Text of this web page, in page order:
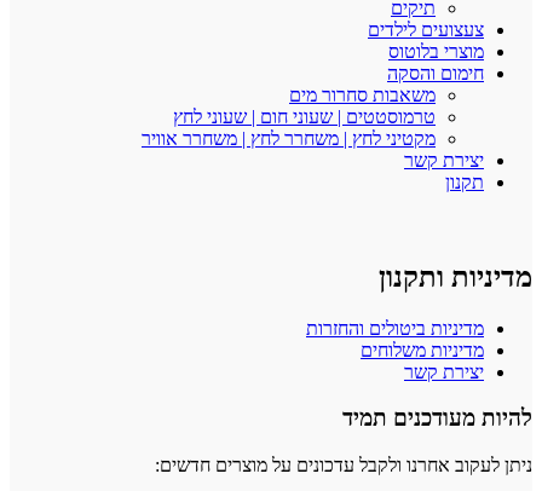
תיקים
צעצועים לילדים
מוצרי בלוטוס
חימום והסקה
משאבות סחרור מים
טרמוסטטים | שעוני חום | שעוני לחץ
מקטיני לחץ | משחרר לחץ | משחרר אוויר
יצירת קשר
תקנון
מדיניות ותקנון
מדיניות ביטולים והחזרות
מדיניות משלוחים
יצירת קשר
להיות מעודכנים תמיד
ניתן לעקוב אחרנו ולקבל עדכונים על מוצרים חדשים: